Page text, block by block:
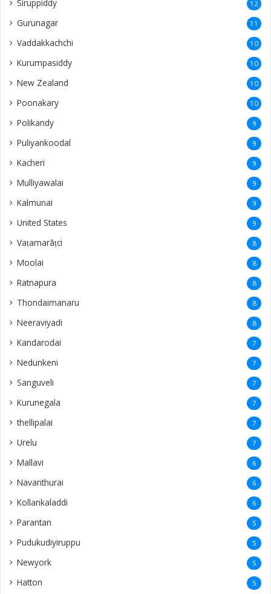
Siruppiddy 12
Gurunagar 11
Vaddakkachchi 10
Kurumpasiddy 10
New Zealand 10
Poonakary 10
Polikandy 9
Puliyankoodal 9
Kacheri 9
Mulliyawalai 9
Kalmunai 9
United States 9
Vaṭamarāṭci 8
Moolai 8
Ratnapura 8
Thondaimanaru 8
Neeraviyadi 8
Kandarodai 7
Nedunkeni 7
Sanguveli 7
Kurunegala 7
thellipalai 7
Urelu 7
Mallavi 6
Navanthurai 6
Kollankaladdi 6
Parantan 5
Pudukudiyiruppu 5
Newyork 5
Hatton 5